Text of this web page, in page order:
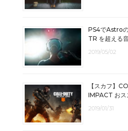
PS4でAstro
TR を超える
2019/05/02
【スカフ】
IMPACT おス
2019/01/31